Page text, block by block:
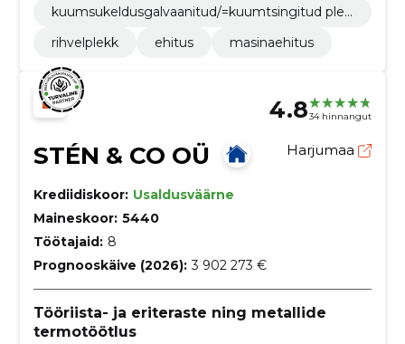
kuumsukeldusgalvaanitud/=kuumtsingitud plek
rihvelplekk
ehitus masinaehitus
4.834 hinnangut
STÉN & CO OÜ Harjumaa
Krediidiskoor: Usaldusväärne
Maineskoor: 5440
Töötajaid: 8
Prognooskäive (2026): 3 902 273 €
Tööriista- ja eriteraste ning metallide
termotöötlus